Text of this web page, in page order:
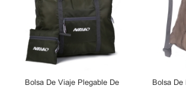
Bolsa De Viaje Plegable De
Bolsa De